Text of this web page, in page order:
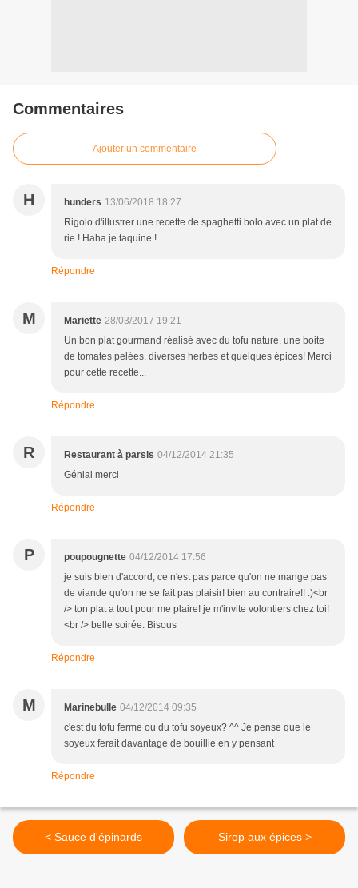
Commentaires
Ajouter un commentaire
H hunders 13/06/2018 18:27
Rigolo d'illustrer une recette de spaghetti bolo avec un plat de
rie ! Haha je taquine !
Répondre
M Mariette 28/03/2017 19:21
Un bon plat gourmand réalisé avec du tofu nature, une boite
de tomates pelées, diverses herbes et quelques épices! Merci
pour cette recette...
Répondre
R Restaurant à parsis 04/12/2014 21:35
Génial merci
Répondre
P poupougnette 04/12/2014 17:56
je suis bien d'accord, ce n'est pas parce qu'on ne mange pas
de viande qu'on ne se fait pas plaisir! bien au contraire!! :)<br
/> ton plat a tout pour me plaire! je m'invite volontiers chez toi!
<br /> belle soirée. Bisous
Répondre
M Marinebulle 04/12/2014 09:35
c'est du tofu ferme ou du tofu soyeux? ^^ Je pense que le
soyeux ferait davantage de bouillie en y pensant
Répondre
< Sauce d'épinards Sirop aux épices >